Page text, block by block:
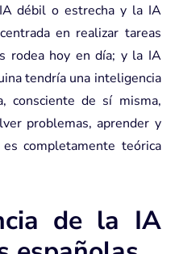
débil o estrecha y la IA
en realizar tareas
rodea hoy en día; y la IA
tendría una inteligencia
consciente de sí misma,
problemas, aprender y
completamente teórica
de la IA